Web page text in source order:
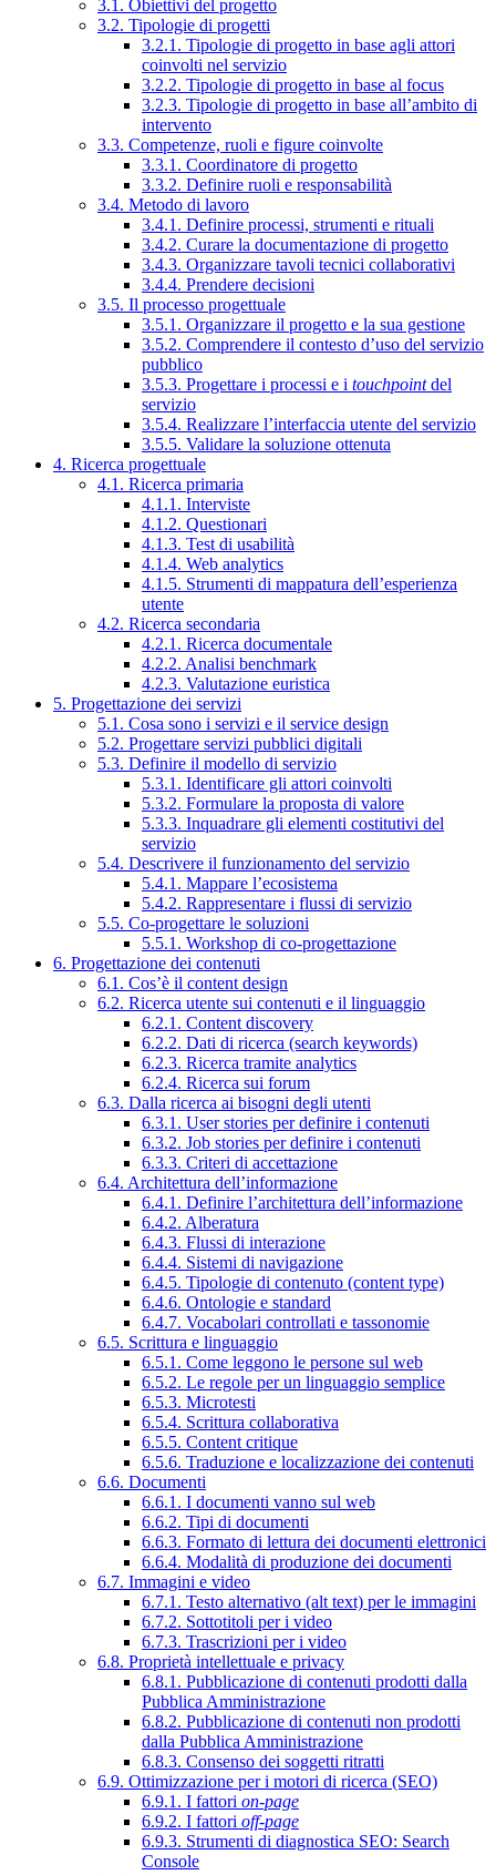
3.1. Obiettivi del progetto
3.2. Tipologie di progetti
3.2.1. Tipologie di progetto in base agli attori
coinvolti nel servizio
3.2.2. Tipologie di progetto in base al focus
3.2.3. Tipologie di progetto in base all’ambito di
intervento
3.3. Competenze, ruoli e figure coinvolte
3.3.1. Coordinatore di progetto
3.3.2. Definire ruoli e responsabilità
3.4. Metodo di lavoro
3.4.1. Definire processi, strumenti e rituali
3.4.2. Curare la documentazione di progetto
3.4.3. Organizzare tavoli tecnici collaborativi
3.4.4. Prendere decisioni
3.5. Il processo progettuale
3.5.1. Organizzare il progetto e la sua gestione
3.5.2. Comprendere il contesto d’uso del servizio
pubblico
3.5.3. Progettare i processi e i touchpointdel
servizio
3.5.4. Realizzare l’interfaccia utente del servizio
3.5.5. Validare la soluzione ottenuta
4. Ricerca progettuale
4.1. Ricerca primaria
4.1.1. Interviste
4.1.2. Questionari
4.1.3. Test di usabilità
4.1.4. Web analytics
4.1.5. Strumenti di mappatura dell’esperienza
utente
4.2. Ricerca secondaria
4.2.1. Ricerca documentale
4.2.2. Analisi benchmark
4.2.3. Valutazione euristica
5. Progettazione dei servizi
5.1. Cosa sono i servizi e il service design
5.2. Progettare servizi pubblici digitali
5.3. Definire il modello di servizio
5.3.1. Identificare gli attori coinvolti
5.3.2. Formulare la proposta di valore
5.3.3. Inquadrare gli elementi costitutivi del
servizio
5.4. Descrivere il funzionamento del servizio
5.4.1. Mappare l’ecosistema
5.4.2. Rappresentare i flussi di servizio
5.5. Co-progettare le soluzioni
5.5.1. Workshop di co-progettazione
6. Progettazione dei contenuti
6.1. Cos’è il content design
6.2. Ricerca utente sui contenuti e il linguaggio
6.2.1. Content discovery
6.2.2. Dati di ricerca (search keywords)
6.2.3. Ricerca tramite analytics
6.2.4. Ricerca sui forum
6.3. Dalla ricerca ai bisogni degli utenti
6.3.1. User stories per definire i contenuti
6.3.2. Job stories per definire i contenuti
6.3.3. Criteri di accettazione
6.4. Architettura dell’informazione
6.4.1. Definire l’architettura dell’informazione
6.4.2. Alberatura
6.4.3. Flussi di interazione
6.4.4. Sistemi di navigazione
6.4.5. Tipologie di contenuto (content type)
6.4.6. Ontologie e standard
6.4.7. Vocabolari controllati e tassonomie
6.5. Scrittura e linguaggio
6.5.1. Come leggono le persone sul web
6.5.2. Le regole per un linguaggio semplice
6.5.3. Microtesti
6.5.4. Scrittura collaborativa
6.5.5. Content critique
6.5.6. Traduzione e localizzazione dei contenuti
6.6. Documenti
6.6.1. I documenti vanno sul web
6.6.2. Tipi di documenti
6.6.3. Formato di lettura dei documenti elettronici
6.6.4. Modalità di produzione dei documenti
6.7. Immagini e video
6.7.1. Testo alternativo (alt text) per le immagini
6.7.2. Sottotitoli per i video
6.7.3. Trascrizioni per i video
6.8. Proprietà intellettuale e privacy
6.8.1. Pubblicazione di contenuti prodotti dalla
Pubblica Amministrazione
6.8.2. Pubblicazione di contenuti non prodotti
dalla Pubblica Amministrazione
6.8.3. Consenso dei soggetti ritratti
6.9. Ottimizzazione per i motori di ricerca (SEO)
6.9.1. I fattori on-page
6.9.2. I fattori off-page
6.9.3. Strumenti di diagnostica SEO: Search
Console